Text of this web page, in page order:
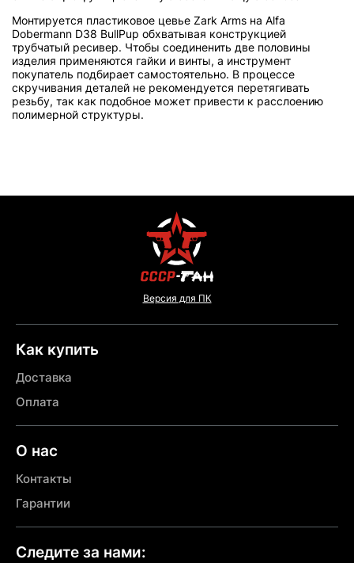
Монтируется пластиковое цевье Zark Arms на Alfa
Dobermann D38 BullPup обхватывая конструкцией
трубчатый ресивер. Чтобы соединенить две половины
изделия применяются гайки и винты, а инструмент
покупатель подбирает самостоятельно. В процессе
скручивания деталей не рекомендуется перетягивать
резьбу, так как подобное может привести к расслоению
полимерной структуры.
Версия для ПК
Как купить
Доставка
Оплата
О нас
Контакты
Гарантии
Следите за нами: